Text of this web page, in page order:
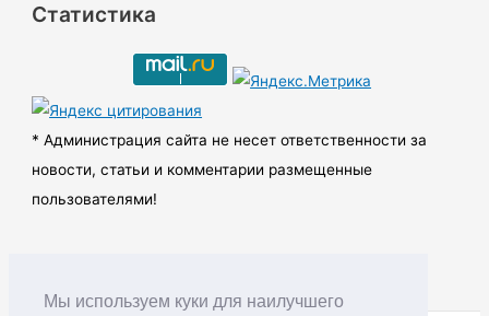
Мы используем куки для наилучшего
х
ы
Статистика
* Администрация сайта не несет ответственности за
новости, статьи и комментарии размещенные
пользователями!